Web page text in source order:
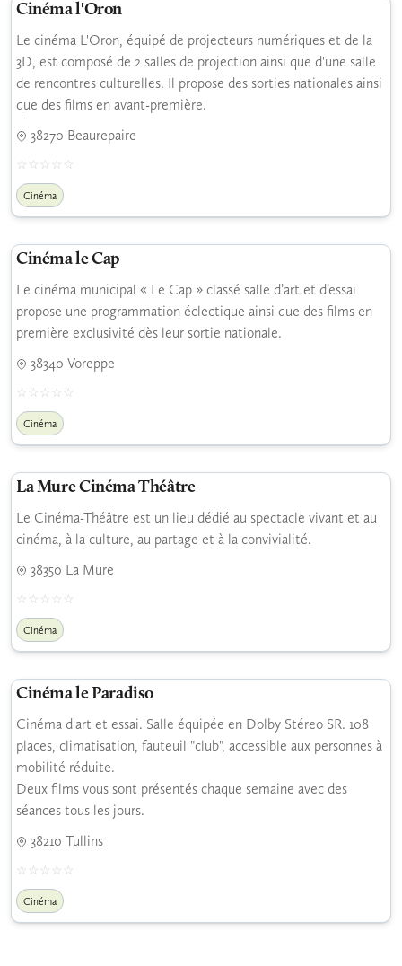
Cinéma l'Oron
Le cinéma L'Oron, équipé de projecteurs numériques et de la
3D, est composé de 2 salles de projection ainsi que d'une salle
de rencontres culturelles. Il propose des sorties nationales ainsi
que des films en avant-première.
38270 Beaurepaire
Cinéma
Cinéma le Cap
Le cinéma municipal « Le Cap » classé salle d’art et d’essai
propose une programmation éclectique ainsi que des films en
première exclusivité dès leur sortie nationale.
38340 Voreppe
Cinéma
La Mure Cinéma Théâtre
Le Cinéma-Théâtre est un lieu dédié au spectacle vivant et au
cinéma, à la culture, au partage et à la convivialité.
38350 La Mure
Cinéma
Cinéma le Paradiso
Cinéma d'art et essai. Salle équipée en Dolby Stéreo SR. 108
places, climatisation, fauteuil "club", accessible aux personnes à
mobilité réduite.
Deux films vous sont présentés chaque semaine avec des
séances tous les jours.
38210 Tullins
Cinéma